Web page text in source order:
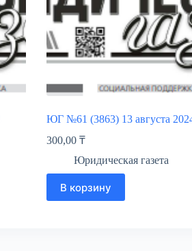
ЮГ №61 (3863) 13 августа
300,00 ₸
Юридическая газета
В корзину